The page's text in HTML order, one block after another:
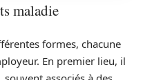
maladie
formes, chacune
En premier lieu, il